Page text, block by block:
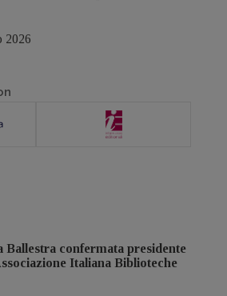
2026
Ballestra confermata presidente
Italiana Biblioteche